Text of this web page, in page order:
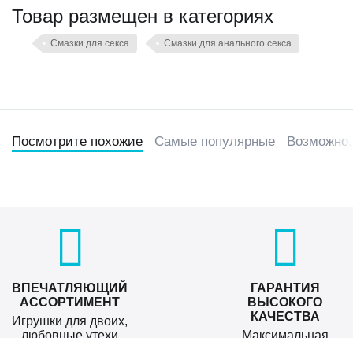
Товар размещен в категориях
Смазки для секса Смазки для анального секса
Посмотрите похожие Самые популярные Возможно,
ВПЕЧАТЛЯЮЩИЙ
АССОРТИМЕНТ
Игрушки для двоих,
любовные утехи
ГАРАНТИЯ
ВЫСОКОГО
КАЧЕСТВА
Максимальная